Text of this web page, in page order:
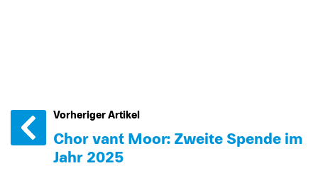
Vorheriger Artikel
Chor van´t Moor: Zweite Spende im
Jahr 2025